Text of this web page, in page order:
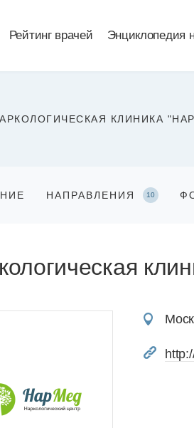
Рейтинг врачей Энциклопедия
КЛИНИКА
НАПРАВЛЕНИЯ 10